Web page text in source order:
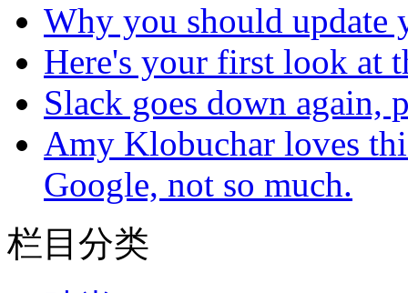
Why you should update
Here's your first look at
Slack goes down again,
Amy Klobuchar loves
Google, not so much.
栏目分类